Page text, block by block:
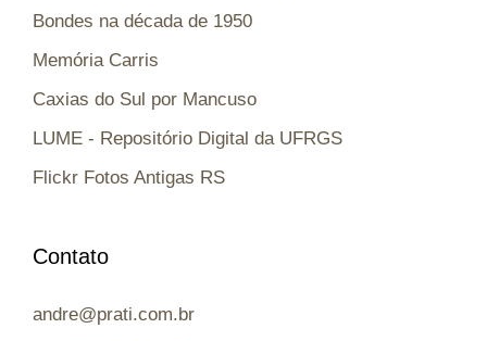
Bondes na década de 1950
Memória Carris
Caxias do Sul por Mancuso
LUME - Repositório Digital da UFRGS
Flickr Fotos Antigas RS
Contato
andre@prati.com.br